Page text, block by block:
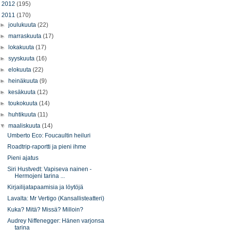
2012 (195)
2011 (170)
►joulukuuta(22)
►marraskuuta(17)
►
lokakuuta(17)
►syyskuuta(16)
►elokuuta(22)
► heinäkuuta(9)
►
kesäkuuta(12)
►toukokuuta(14)
► huhtikuuta(11)
▼maaliskuuta(14)
Umberto Eco: Foucaultin heiluri
Roadtrip-raportti ja pieni ihme
Pieni ajatus
Siri Hustvedt: Vapiseva nainen -
Hermojeni tarina ...
Kirjailijatapaamisia ja löytöjä
Lavalta: Mr Vertigo (Kansallisteatteri)
Kuka? Mitä? Missä? Milloin?
Audrey Niffenegger: Hänen varjonsa
tarina